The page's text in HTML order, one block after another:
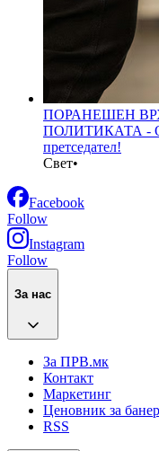
ПОРАНЕШЕН
ПОЛИТИКАТА -
претседател!
Свет•
Facebook
Follow
Instagram
Follow
За нас
За ПРВ.мк
Контакт
Маркетинг
Ценовник за
RSS